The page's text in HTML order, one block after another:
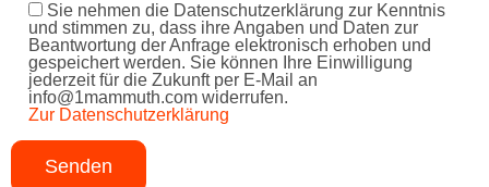
Sie nehmen die Datenschutzerklärung zur Kenntnis
und stimmen zu, dass ihre Angaben und Daten zur
Beantwortung der Anfrage elektronisch erhoben und
gespeichert werden. Sie können Ihre Einwilligung
jederzeit für die Zukunft per E-Mail an
info@1mammuth.com widerrufen.
Zur Datenschutzerklärung